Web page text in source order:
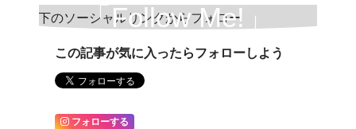
「Follow Me!」
この記事が気に入ったらフォローしよう
フォローする